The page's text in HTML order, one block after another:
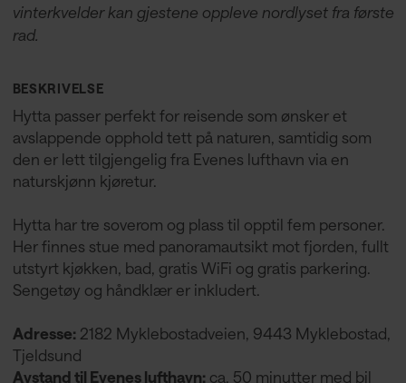
vinterkvelder kan gjestene oppleve nordlyset fra første
rad.
BESKRIVELSE
Hytta passer perfekt for reisende som ønsker et
avslappende opphold tett på naturen, samtidig som
den er lett tilgjengelig fra Evenes lufthavn via en
naturskjønn kjøretur.
Hytta har tre soverom og plass til opptil fem personer.
Her finnes stue med panoramautsikt mot fjorden, fullt
utstyrt kjøkken, bad, gratis WiFi og gratis parkering.
Sengetøy og håndklær er inkludert.
Adresse: 2182 Myklebostadveien, 9443 Myklebostad,
Tjeldsund
Avstand til Evenes lufthavn: ca. 50 minutter med bil